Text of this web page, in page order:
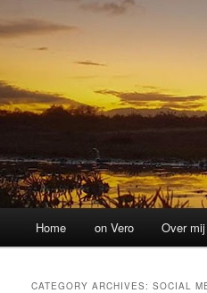
Home on Vero Over mij
CATEGORY ARCHIVES: SOCIAL